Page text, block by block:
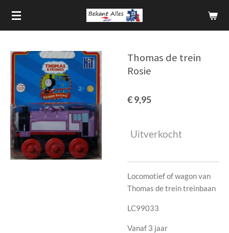
Ga
direct
hoofdinhoud
Thomas de trein
Rosie
€ 9,95
Uitverkocht
Locomotief of wagon van
Thomas de trein treinbaan
LC99033
Vanaf 3 jaar